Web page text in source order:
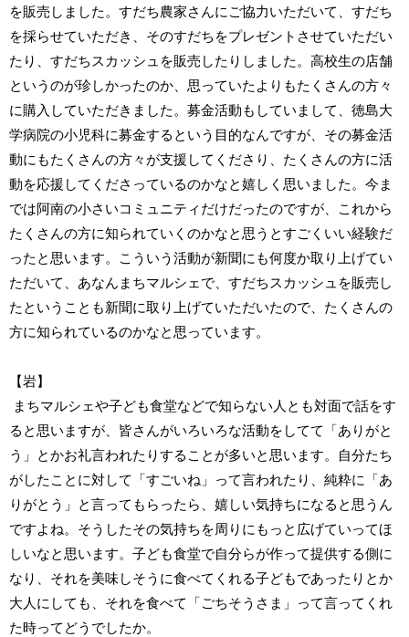
を販売しました。すだち農家さんにご協力いただいて、すだち
を採らせていただき、そのすだちをプレゼントさせていただい
たり、すだちスカッシュを販売したりしました。高校生の店舗
というのが珍しかったのか、思っていたよりもたくさんの方々
に購入していただきました。募金活動もしていまして、徳島大
学病院の小児科に募金するという目的なんですが、その募金活
動にもたくさんの方々が支援してくださり、たくさんの方に活
動を応援してくださっているのかなと嬉しく思いました。今ま
では阿南の小さいコミュニティだけだったのですが、これから
たくさんの方に知られていくのかなと思うとすごくいい経験だ
ったと思います。こういう活動が新聞にも何度か取り上げてい
ただいて、あなんまちマルシェで、すだちスカッシュを販売し
たということも新聞に取り上げていただいたので、たくさんの
方に知られているのかなと思っています。
【岩】
まちマルシェや子ども食堂などで知らない人とも対面で話をす
ると思いますが、皆さんがいろいろな活動をしてて「ありがと
う」とかお礼言われたりすることが多いと思います。自分たち
がしたことに対して「すごいね」って言われたり、純粋に「あ
りがとう」と言ってもらったら、嬉しい気持ちになると思うん
ですよね。そうしたその気持ちを周りにもっと広げていってほ
しいなと思います。子ども食堂で自分らが作って提供する側に
なり、それを美味しそうに食べてくれる子どもであったりとか
大人にしても、それを食べて「ごちそうさま」って言ってくれ
た時ってどうでしたか。